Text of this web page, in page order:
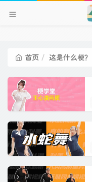
首页 这是什么梗？